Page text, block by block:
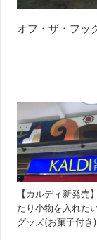
オフ・ザ・フッ